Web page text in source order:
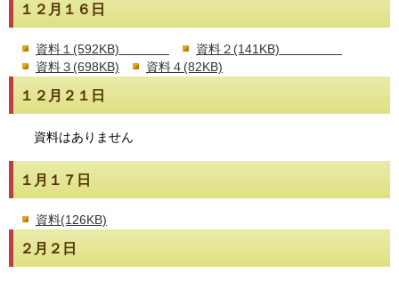
１２月１６日
資料１(592KB)
資料２(141KB)
資料３(698KB)
資料４(82KB)
１２月２１日
資料はありません
１月１７日
資料(126KB)
２月２日